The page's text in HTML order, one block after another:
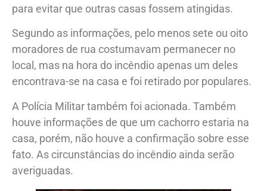
para evitar que outras casas fossem atingidas.
Segundo as informações, pelo menos sete ou oito
moradores de rua costumavam permanecer no
local, mas na hora do incêndio apenas um deles
encontrava-se na casa e foi retirado por populares.
A Polícia Militar também foi acionada. Também
houve informações de que um cachorro estaria na
casa, porém, não houve a confirmação sobre esse
fato. As circunstâncias do incêndio ainda serão
averiguadas.